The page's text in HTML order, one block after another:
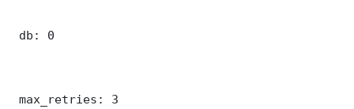
db: 0
max_retries: 3